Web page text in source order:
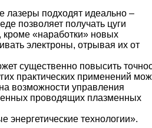
лазеры подходят идеально –
позволяет получать цуги
«наработки» новых
электроны, отрывая их от
существенно повысить
практических применений
возможности управления
проводящих плазменных
технологии».